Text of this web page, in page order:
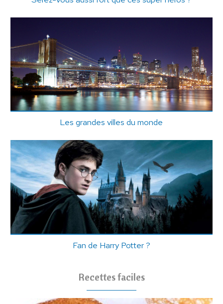
Les grandes villes du monde
Fan de Harry Potter ?
Recettes faciles